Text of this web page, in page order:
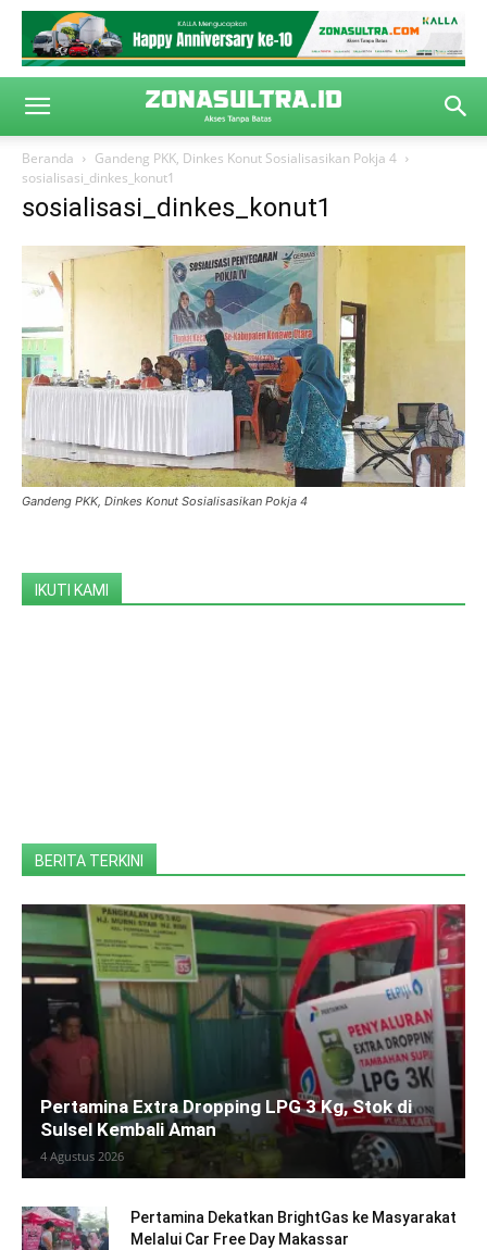
Beranda
Gandeng PKK, Dinkes Konut Sosialisasikan Pokja 4
sosialisasi_dinkes_konut1
sosialisasi_dinkes_konut1
Gandeng PKK, Dinkes Konut Sosialisasikan Pokja 4
IKUTI KAMI
BERITA TERKINI
Pertamina Extra Dropping LPG 3 Kg, Stok di
Sulsel Kembali Aman
4 Agustus 2026
Pertamina Dekatkan BrightGas ke Masyarakat
Melalui Car Free Day Makassar